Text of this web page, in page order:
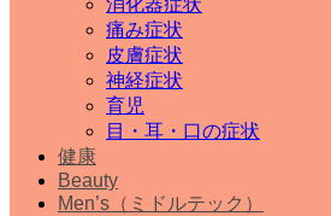
痛み症状
皮膚症状
神経症状
育児
目・耳・口の症状
健康
Beauty
Men’s（ミドルテック）